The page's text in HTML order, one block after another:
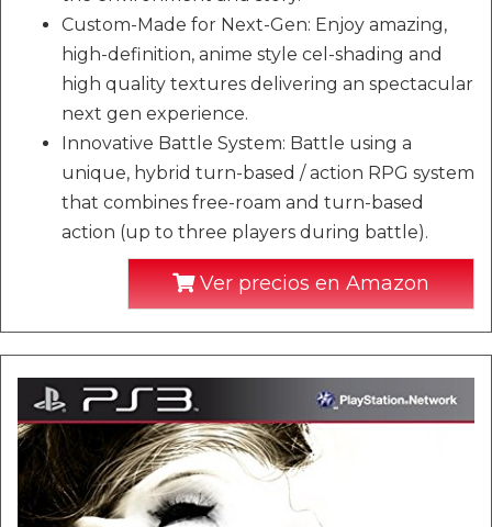
Custom-Made for Next-Gen: Enjoy amazing,
high-definition, anime style cel-shading and
high quality textures delivering an spectacular
next gen experience.
Innovative Battle System: Battle using a
unique, hybrid turn-based / action RPG system
that combines free-roam and turn-based
action (up to three players during battle).
Ver precios en Amazon